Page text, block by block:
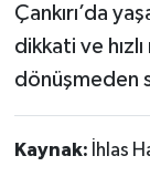
Çankırı’da
dikkati ve
dönüşmeden
Kaynak: İhlas